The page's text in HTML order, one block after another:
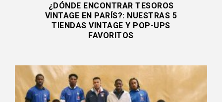
¿DÓNDE ENCONTRAR TESOROS
VINTAGE EN PARÍS?: NUESTRAS 5
TIENDAS VINTAGE Y POP-UPS
FAVORITOS